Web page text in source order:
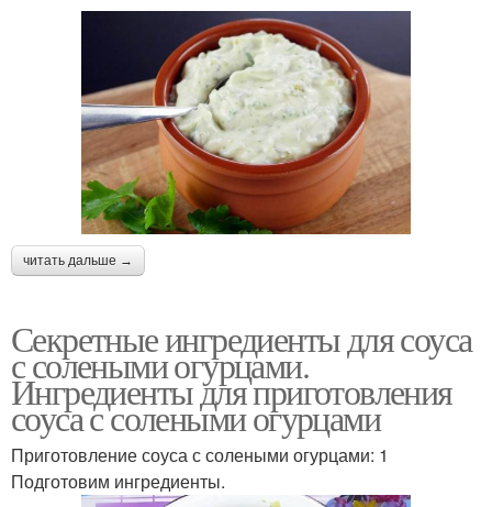
читать дальше →
Секретные ингредиенты для соуса
с солеными огурцами.
Ингредиенты для приготовления
соуса с солеными огурцами
Приготовление соуса с солеными огурцами: 1
Подготовим ингредиенты.